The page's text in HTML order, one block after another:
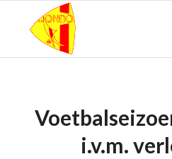
i.v.m.